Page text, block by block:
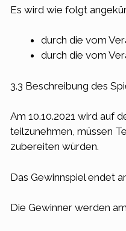
Es wird wie folgt
durch die vom
durch die vom
3.3 Beschreibung des
Am 10.10.2021 wird auf
teilzunehmen, müssen
zubereiten würden.
Das Gewinnspiel endet
Die Gewinner werden